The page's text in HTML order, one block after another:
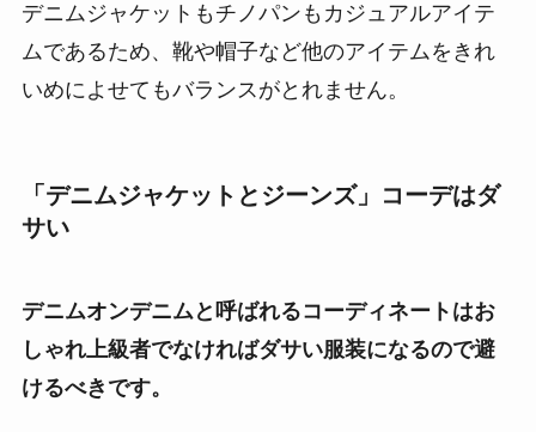
デニムジャケットもチノパンもカジュアルアイテ
ムであるため、靴や帽子など他のアイテムをきれ
いめによせてもバランスがとれません。
「デニムジャケットとジーンズ」コーデはダ
サい
デニムオンデニムと呼ばれるコーディネートはお
しゃれ上級者でなければダサい服装になるので避
けるべきです。